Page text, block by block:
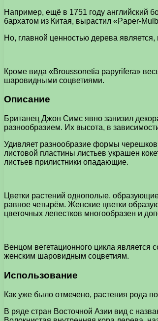
Например, ещё в 1751 году английский
бархатом из Китая, вырастил «Paper-
Но, главной ценностью дерева
Кроме вида «Broussonetia papyrifera»
шаровидными соцветиями.
Описание
Британец Джон Симс явно занизил
разнообразием. Их высота, в
Удивляет разнообразие формы
листовой пластины листьев украшен
листьев прилистники опадающие.
Цветки растений однополые,
равное четырём. Женские цветки
цветочных лепестков многообразен и
Венцом вегетационного цикла
женским шаровидным соцветиям.
Использование
Как уже было отмечено, растения рода
В ряде стран Восточной Азии вид с